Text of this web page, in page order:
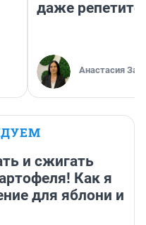
даже
Анастасия
и сжигать
Как я
для яблони и